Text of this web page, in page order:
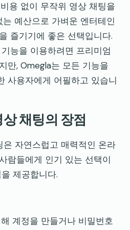
용 없이 무작위 영상 채팅을
예산으로 가벼운 엔터테인
즐기기에 좋은 선택입니다.
능을 이용하려면 프리미엄
만, Omegla는 모든 기능을
사용자에게 어필하고 있습니
채팅의 장점
자연스럽고 매력적인 온라
람들에게 인기 있는 선택이
제공합니다.
계정을 만들거나 비밀번호